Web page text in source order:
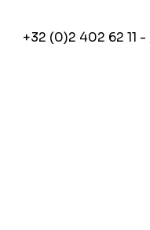
+32 (0)2 402 62 11 -